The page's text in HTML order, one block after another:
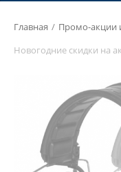
Главная / Промо-акции
Новогодние скидки на